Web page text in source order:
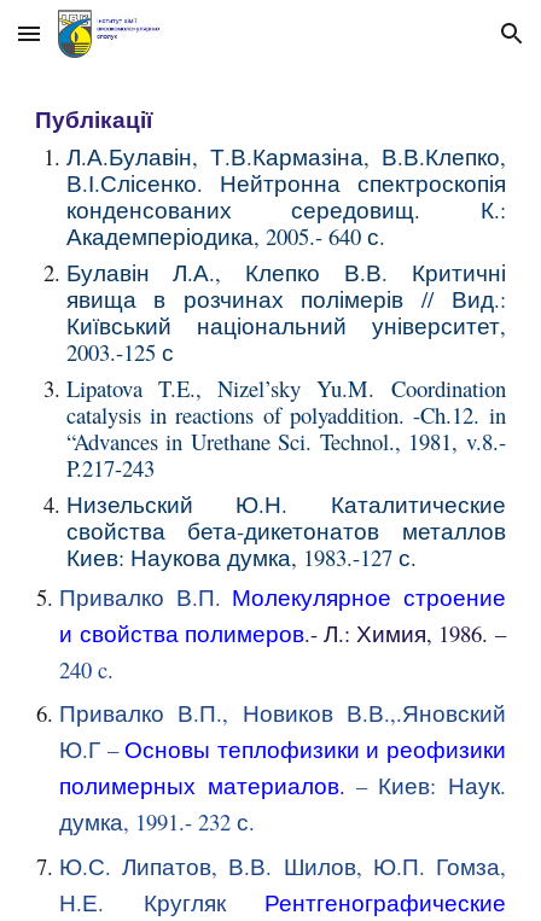
Skip to main content Skip to navigation
Публікації
Л.А.Булавін, Т.В.Кармазіна, В.В.Клепко,
В.І.Слісенко. Нейтронна спектроскопія
конденсованих середовищ. К.:
Академперіодика, 2005.- 640 с.
Булавін Л.А., Клепко В.В. Критичні
явища в розчинах полімерів // Вид.:
Київський національний університет,
2003.-125 с
Lipatova T.E., Nizel’sky Yu.M. Coordination
catalysis in reactions of polyaddition. -Ch.12. in
“Advances in Urethane Sci. Technol., 1981, v.8.-
P.217-243
Низельский Ю.Н. Каталитические
свойства бета-дикетонатов металлов
Киев: Наукова думка, 1983.-127 с.
Привалко В.П. Молекулярное строение
и свойства полимеров.- Л.: Химия, 1986. –
240 c.
Привалко В.П., Новиков В.В.,.Яновский
Ю.Г – Основы теплофизики и реофизики
полимерных материалов. – Киев: Наук.
думка, 1991.- 232 с.
Ю.С. Липатов, В.В. Шилов, Ю.П. Гомза,
Н.Е. Кругляк Рентгенографические